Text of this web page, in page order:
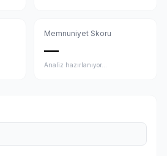
Memnuniyet Skoru
—
Analiz hazırlanıyor…